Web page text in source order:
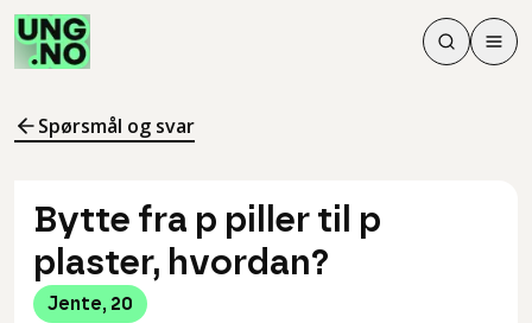
Søk
Søk
Meny
Spørsmål og svar
Bytte fra p piller til p
plaster, hvordan?
Jente, 20